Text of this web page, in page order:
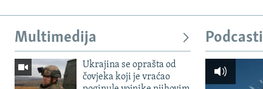
Multimedija
Ukrajina se oprašta od
čovjeka koji je vraćao
Podcasti